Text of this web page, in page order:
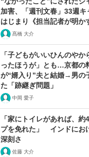
加害、「週刊文春」33週
はじまり《担当記者が明か
髙橋 大介
「子どもがいいひんのやか
ったほうが」とも…京都の
が“婿入り”夫と結婚→男の
た「跡継ぎ問題」
中岡 愛子
「家にトイレがあれば、
プを免れた」 インドにお
深刻さ
佐藤 大介